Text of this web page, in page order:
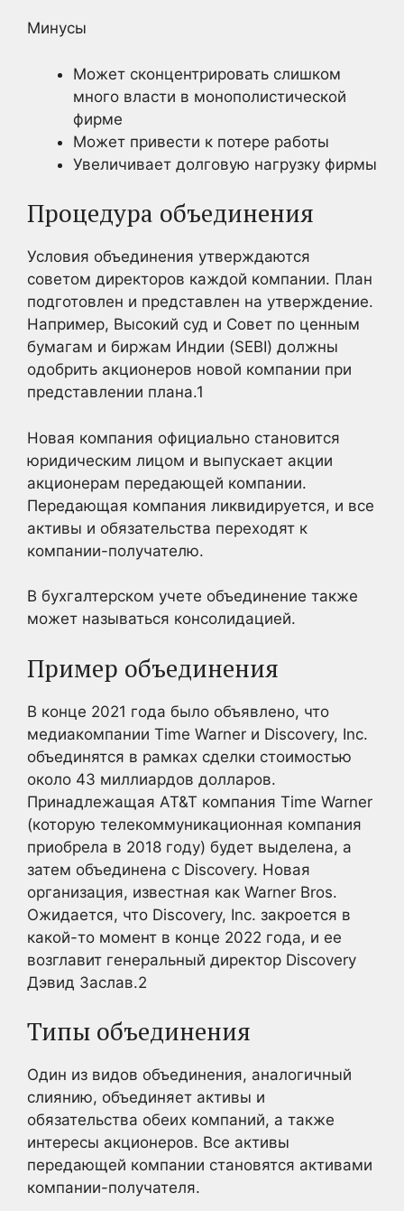
Минусы
Может сконцентрировать слишком
много власти в монополистической
фирме
Может привести к потере работы
Увеличивает долговую нагрузку фирмы
Процедура объединения
Условия объединения утверждаются
советом директоров каждой компании. План
подготовлен и представлен на утверждение.
Например, Высокий суд и Совет по ценным
бумагам и биржам Индии (SEBI) должны
одобрить акционеров новой компании при
представлении плана.1
Новая компания официально становится
юридическим лицом и выпускает акции
акционерам передающей компании.
Передающая компания ликвидируется, и все
активы и обязательства переходят к
компании-получателю.
В бухгалтерском учете объединение также
может называться консолидацией.
Пример объединения
В конце 2021 года было объявлено, что
медиакомпании Time Warner и Discovery, Inc.
объединятся в рамках сделки стоимостью
около 43 миллиардов долларов.
Принадлежащая AT&T компания Time Warner
(которую телекоммуникационная компания
приобрела в 2018 году) будет выделена, а
затем объединена с Discovery. Новая
организация, известная как Warner Bros.
Ожидается, что Discovery, Inc. закроется в
какой-то момент в конце 2022 года, и ее
возглавит генеральный директор Discovery
Дэвид Заслав.2
Типы объединения
Один из видов объединения, аналогичный
слиянию, объединяет активы и
обязательства обеих компаний, а также
интересы акционеров. Все активы
передающей компании становятся активами
компании-получателя.